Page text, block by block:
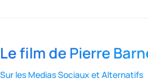
Le film de Pierre
Sur les Medias Sociaux et Alternatifs